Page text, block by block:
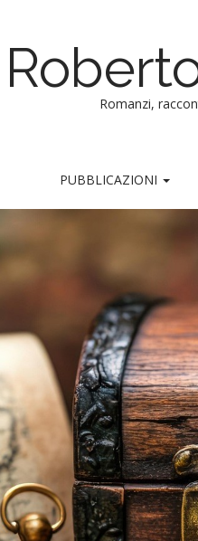
Romanzi,
PUBBLICAZIONI